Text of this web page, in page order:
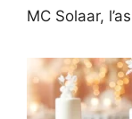
MC Solaar,